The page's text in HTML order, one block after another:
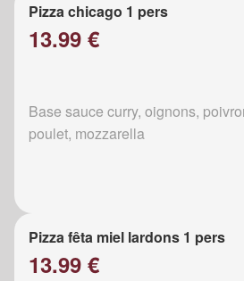
Pizza chicago 1 pers
13.99 €
Base sauce curry, oignons,
poulet, mozzarella
Pizza fêta miel lardons 1 pers
13.99 €